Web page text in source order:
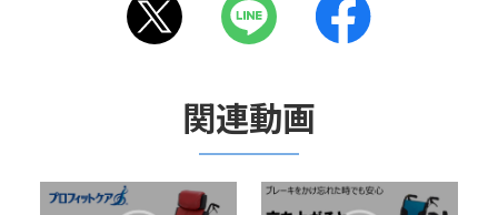
関連動画